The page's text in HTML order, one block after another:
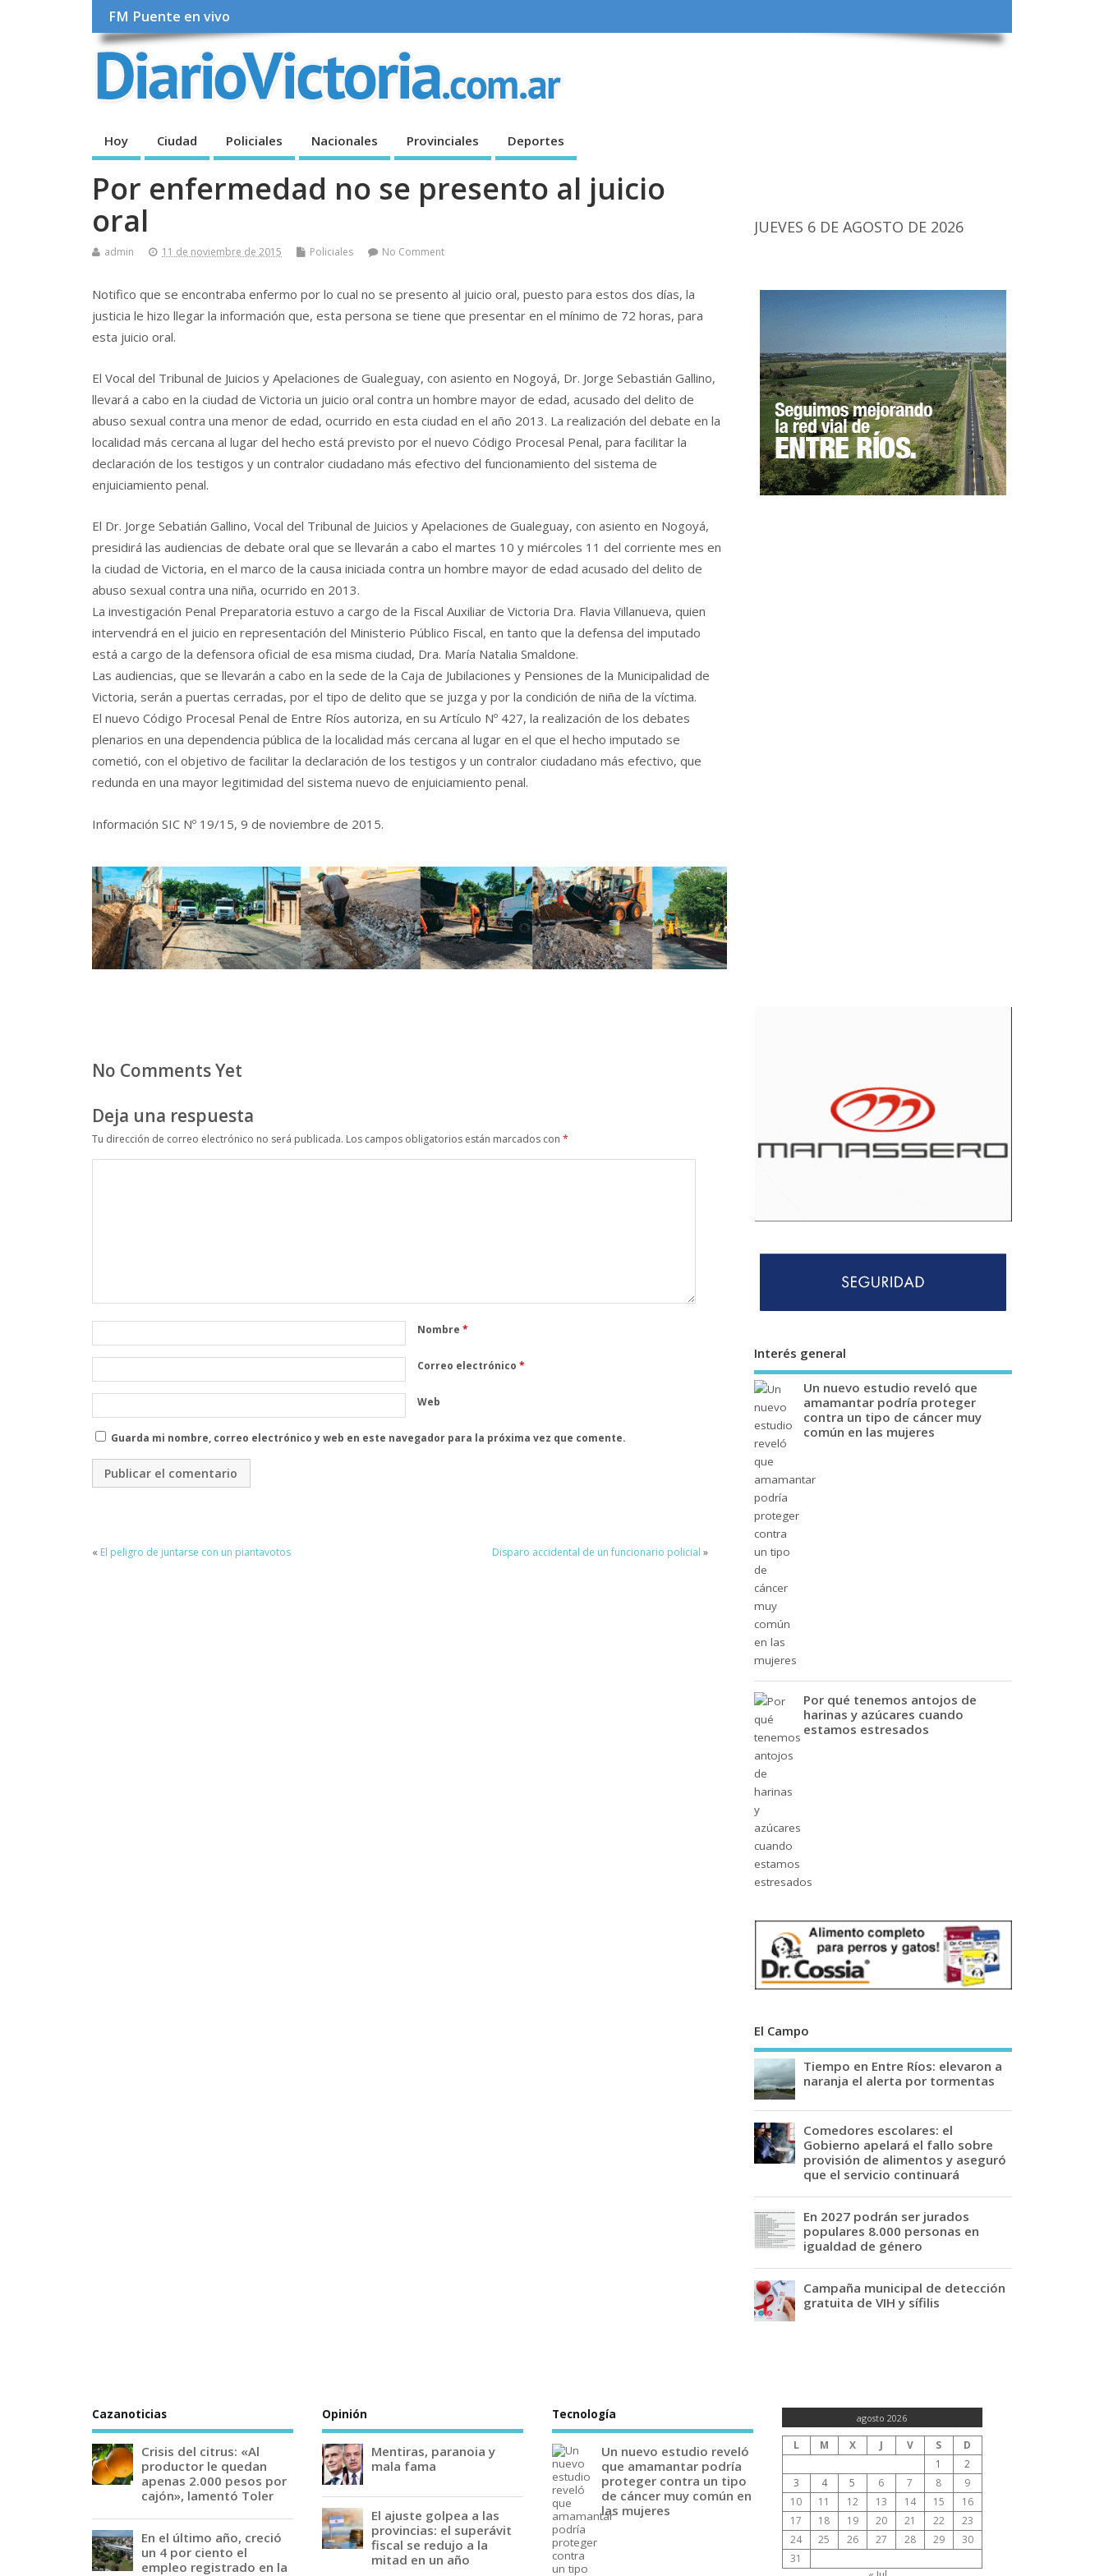
FM Puente en vivo
Hoy Ciudad Policiales Nacionales Provinciales Deportes
Por enfermedad no se presento al juicio
oral
admin 11 de noviembre de 2015 Policiales No Comment
Notifico que se encontraba enfermo por lo cual no se presento al juicio oral, puesto para estos dos días, la
justicia le hizo llegar la información que, esta persona se tiene que presentar en el mínimo de 72 horas, para
esta juicio oral.
El Vocal del Tribunal de Juicios y Apelaciones de Gualeguay, con asiento en Nogoyá, Dr. Jorge Sebastián Gallino,
llevará a cabo en la ciudad de Victoria un juicio oral contra un hombre mayor de edad, acusado del delito de
abuso sexual contra una menor de edad, ocurrido en esta ciudad en el año 2013. La realización del debate en la
localidad más cercana al lugar del hecho está previsto por el nuevo Código Procesal Penal, para facilitar la
declaración de los testigos y un contralor ciudadano más efectivo del funcionamiento del sistema de
enjuiciamiento penal.
El Dr. Jorge Sebatián Gallino, Vocal del Tribunal de Juicios y Apelaciones de Gualeguay, con asiento en Nogoyá,
presidirá las audiencias de debate oral que se llevarán a cabo el martes 10 y miércoles 11 del corriente mes en
la ciudad de Victoria, en el marco de la causa iniciada contra un hombre mayor de edad acusado del delito de
abuso sexual contra una niña, ocurrido en 2013.
La investigación Penal Preparatoria estuvo a cargo de la Fiscal Auxiliar de Victoria Dra. Flavia Villanueva, quien
intervendrá en el juicio en representación del Ministerio Público Fiscal, en tanto que la defensa del imputado
está a cargo de la defensora oficial de esa misma ciudad, Dra. María Natalia Smaldone.
Las audiencias, que se llevarán a cabo en la sede de la Caja de Jubilaciones y Pensiones de la Municipalidad de
Victoria, serán a puertas cerradas, por el tipo de delito que se juzga y por la condición de niña de la víctima.
El nuevo Código Procesal Penal de Entre Ríos autoriza, en su Artículo Nº 427, la realización de los debates
plenarios en una dependencia pública de la localidad más cercana al lugar en el que el hecho imputado se
cometió, con el objetivo de facilitar la declaración de los testigos y un contralor ciudadano más efectivo, que
redunda en una mayor legitimidad del sistema nuevo de enjuiciamiento penal.
Información SIC Nº 19/15, 9 de noviembre de 2015.
No Comments Yet
Deja una respuesta
Tu dirección de correo electrónico no será publicada. Los campos obligatorios están marcados con *
Nombre *
Correo electrónico *
Web
Guarda mi nombre, correo electrónico y web en este navegador para la próxima vez que comente.
« El peligro de juntarse con un piantavotos Disparo accidental de un funcionario policial »
JUEVES 6 DE AGOSTO DE 2026
Interés general
Un nuevo estudio reveló que
amamantar podría proteger
contra un tipo de cáncer muy
común en las mujeres
Por qué tenemos antojos de
harinas y azúcares cuando
estamos estresados
El Campo
Tiempo en Entre Ríos: elevaron a
naranja el alerta por tormentas
Comedores escolares: el
Gobierno apelará el fallo sobre
provisión de alimentos y aseguró
que el servicio continuará
En 2027 podrán ser jurados
populares 8.000 personas en
igualdad de género
Campaña municipal de detección
gratuita de VIH y sífilis
Cazanoticias
Crisis del citrus: «Al
productor le quedan
apenas 2.000 pesos por
cajón», lamentó Toler
En el último año, creció
un 4 por ciento el
empleo registrado en la
Opinión
Mentiras, paranoia y
mala fama
El ajuste golpea a las
provincias: el superávit
fiscal se redujo a la
mitad en un año
Tecnología
Un nuevo estudio reveló
que amamantar podría
proteger contra un tipo
de cáncer muy común en
las mujeres
agosto 2026
L M X J V S
D
1
2
3
4 5 6 7 8
9
10
11 12 13 14 15
16
17
18 19 20 21 22
23
24
25 26 27 28 29
30
31